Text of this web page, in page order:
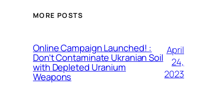
MORE POSTS
Online Campaign Launched! :
Don’t Contaminate Ukranian Soil
with Depleted Uranium
Weapons
April
24,
2023